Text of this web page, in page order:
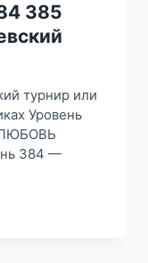
385
турнир или
Уровень
384 —